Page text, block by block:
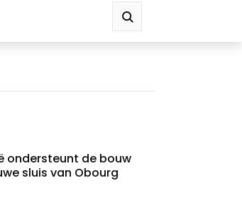
ondersteunt de bouw
sluis van Obourg